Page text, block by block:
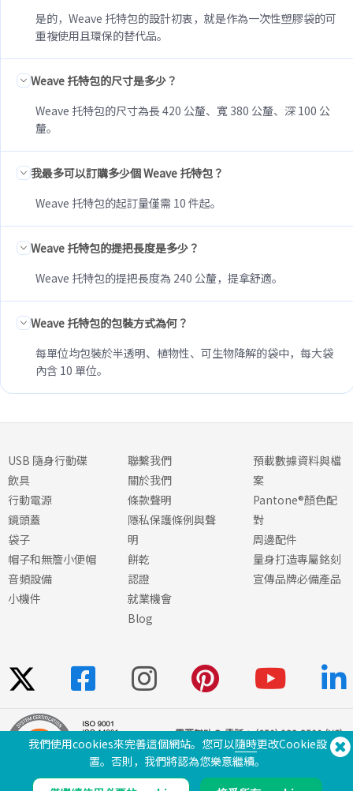
是的，Weave 托特包的設計初衷，就是作為一次性塑膠袋的可
重複使用且環保的替代品。
Weave 托特包的尺寸是多少？
Weave 托特包的尺寸為長 420 公釐、寬 380 公釐、深 100 公
釐。
我最多可以訂購多少個 Weave 托特包？
Weave 托特包的起訂量僅需 10 件起。
Weave 托特包的提把長度是多少？
Weave 托特包的提把長度為 240 公釐，提拿舒適。
Weave 托特包的包裝方式為何？
每單位均包裝於半透明、植物性、可生物降解的袋中，每大袋
內含 10 單位。
USB 隨身行動碟
飲具
行動電源
鏡頭蓋
袋子
帽子和無簷小便帽
音頻設備
小機件
聯繫我們
關於我們
條款聲明
隱私保護條例與聲
明
餅乾
認證
就業機會
Blog
預載數據資料與檔
案
Pantone®顏色配
對
周邊配件
量身打造專屬銘刻
宣傳品牌必備產品
需要幫助？ 電話：(650) 938-3500 (US)
Copyright © 2026 Flashbay®
我們使用cookies來完善這個網站。您可以隨時更改Cookie設
置。否則，我們將認為您樂意繼續。